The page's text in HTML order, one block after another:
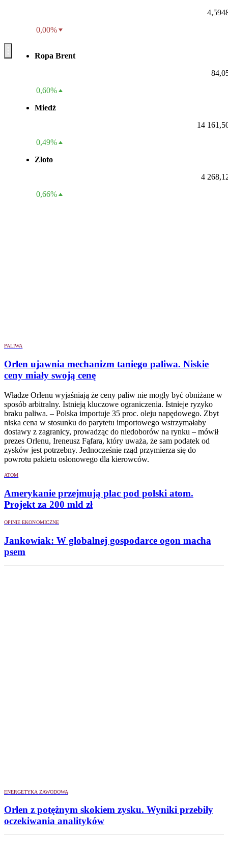
0,00%
Ropa Brent
0,60%
Miedź
14
0,49%
Złoto
4
0,66%
PALIWA
Orlen ujawnia mechanizm taniego paliwa. Niskie
ceny miały swoją cenę
Władze Orlenu wyjaśniają że ceny paliw nie mogły być obniżane w
sposób arbitralny. Istnieją kluczowe ograniczenia. Istnieje ryzyko
braku paliwa. – Polska importuje 35 proc. oleju napędowego. Zbyt
niska cena w stosunku do parytetu importowego wstrzymałaby
dostawy z zagranicy, prowadząc do niedoborów na rynku – mówił
prezes Orlenu, Ireneusz Fąfara, który uważa, że sam podatek od
zysków jest potrzebny. Jednocześnie rząd przymierza się do
powrotu pakietu osłonowego dla kierowców.
ATOM
Amerykanie przejmują plac pod polski atom.
Projekt za 200 mld zł
OPINIE EKONOMICZNE
Jankowiak: W globalnej gospodarce ogon macha
psem
ENERGETYKA ZAWODOWA
Orlen z potężnym skokiem zysku. Wyniki przebiły
oczekiwania analityków